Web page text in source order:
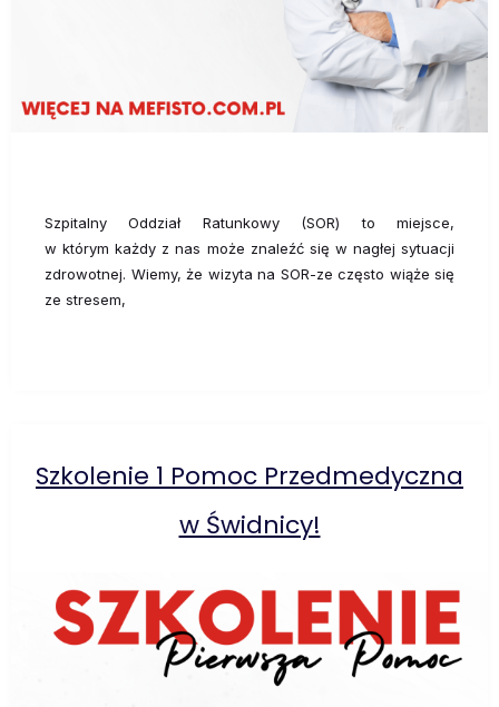
Szpitalny Oddział Ratunkowy (SOR) to miejsce,
w którym każdy z nas może znaleźć się w nagłej sytuacji
zdrowotnej. Wiemy, że wizyta na SOR-ze często wiąże się
ze stresem,
Szkolenie 1 Pomoc Przedmedyczna
w Świdnicy!